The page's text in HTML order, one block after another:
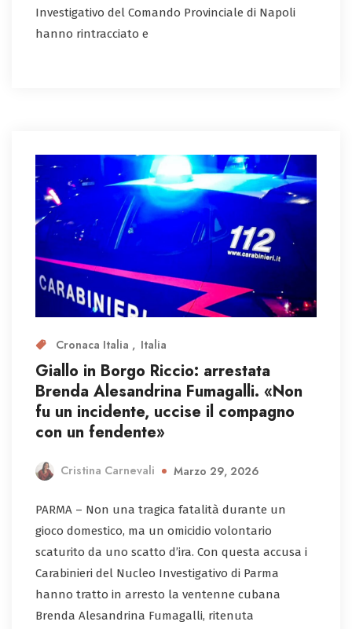
Investigativo del Comando Provinciale di Napoli
hanno rintracciato e
Cronaca Italia Italia
Giallo in Borgo Riccio: arrestata
Brenda Alesandrina Fumagalli. «Non
fu un incidente, uccise il compagno
con un fendente»
Cristina Carnevali Marzo 29, 2026
PARMA – Non una tragica fatalità durante un
gioco domestico, ma un omicidio volontario
scaturito da uno scatto d’ira. Con questa accusa i
Carabinieri del Nucleo Investigativo di Parma
hanno tratto in arresto la ventenne cubana
Brenda Alesandrina Fumagalli, ritenuta